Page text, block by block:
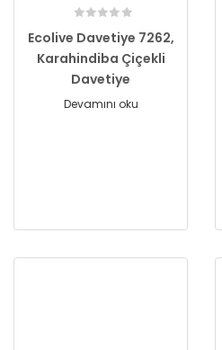
Ecolive Davetiye 7262,
Karahindiba Çiçekli
Davetiye
Devamını oku